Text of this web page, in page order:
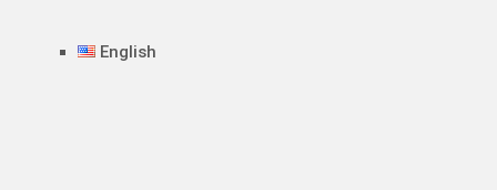
English